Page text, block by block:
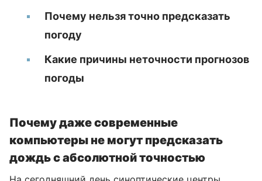
Почему нельзя точно предсказать
погоду
Какие причины неточности прогнозов
погоды
Почему даже современные
компьютеры не могут предсказать
дождь с абсолютной точностью